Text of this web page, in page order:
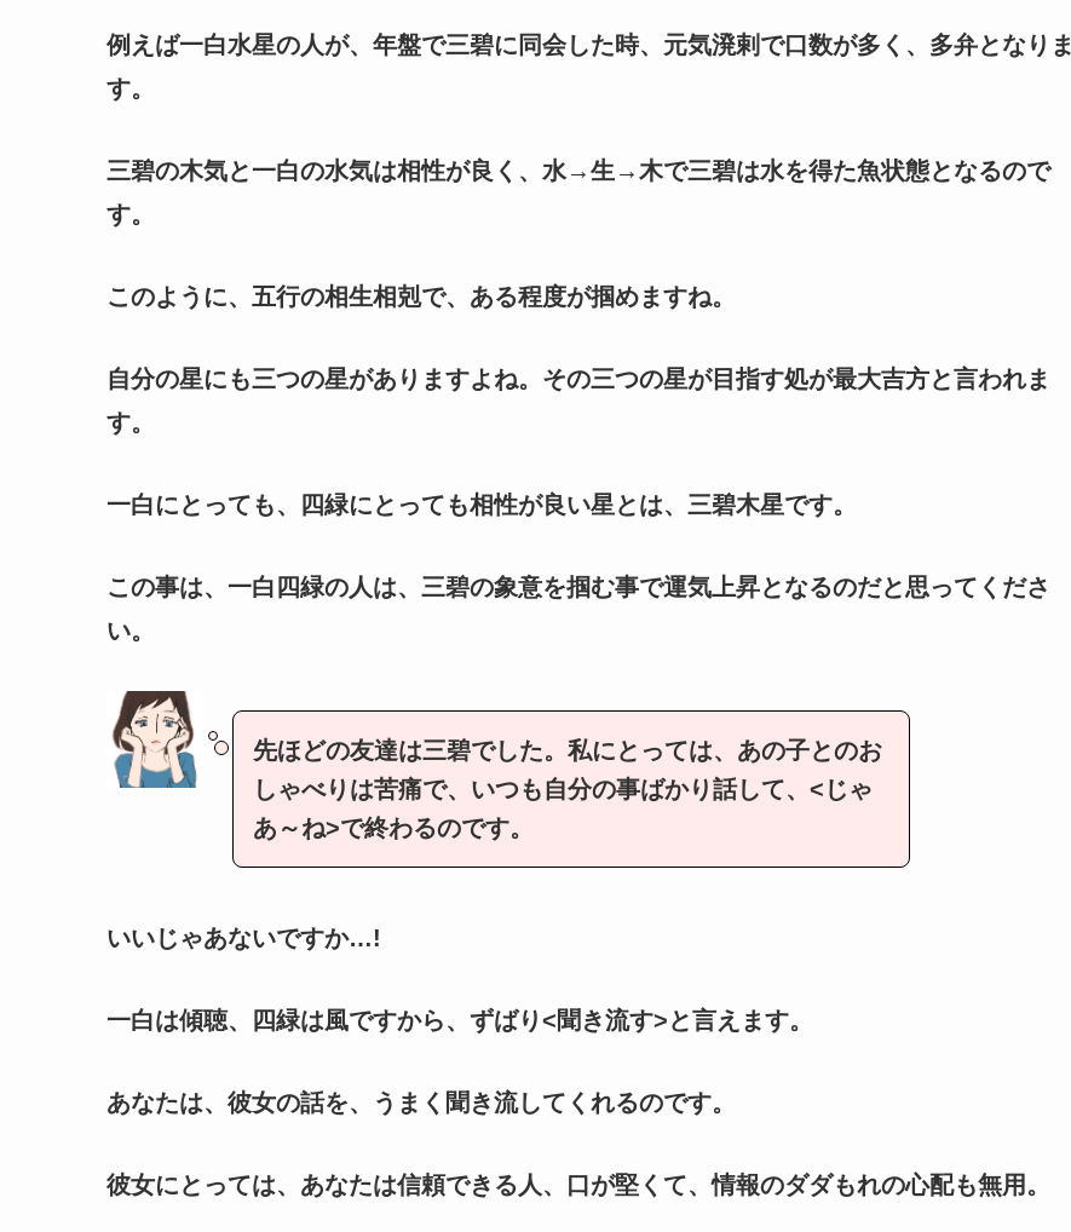
例えば一白水星の人が、年盤で三碧に同会した時、元気溌剌で口数が多く、多弁となりま
す。
三碧の木気と一白の水気は相性が良く、水→生→木で三碧は水を得た魚状態となるので
す。
このように、五行の相生相剋で、ある程度が掴めますね。
自分の星にも三つの星がありますよね。その三つの星が目指す処が最大吉方と言われま
す。
一白にとっても、四緑にとっても相性が良い星とは、三碧木星です。
この事は、一白四緑の人は、三碧の象意を掴む事で運気上昇となるのだと思ってくださ
い。
先ほどの友達は三碧でした。私にとっては、あの子とのお
しゃべりは苦痛で、いつも自分の事ばかり話して、<じゃ
あ～ね>で終わるのです。
いいじゃあないですか…!
一白は傾聴、四緑は風ですから、ずばり<聞き流す>と言えます。
あなたは、彼女の話を、うまく聞き流してくれるのです。
彼女にとっては、あなたは信頼できる人、口が堅くて、情報のダダもれの心配も無用。